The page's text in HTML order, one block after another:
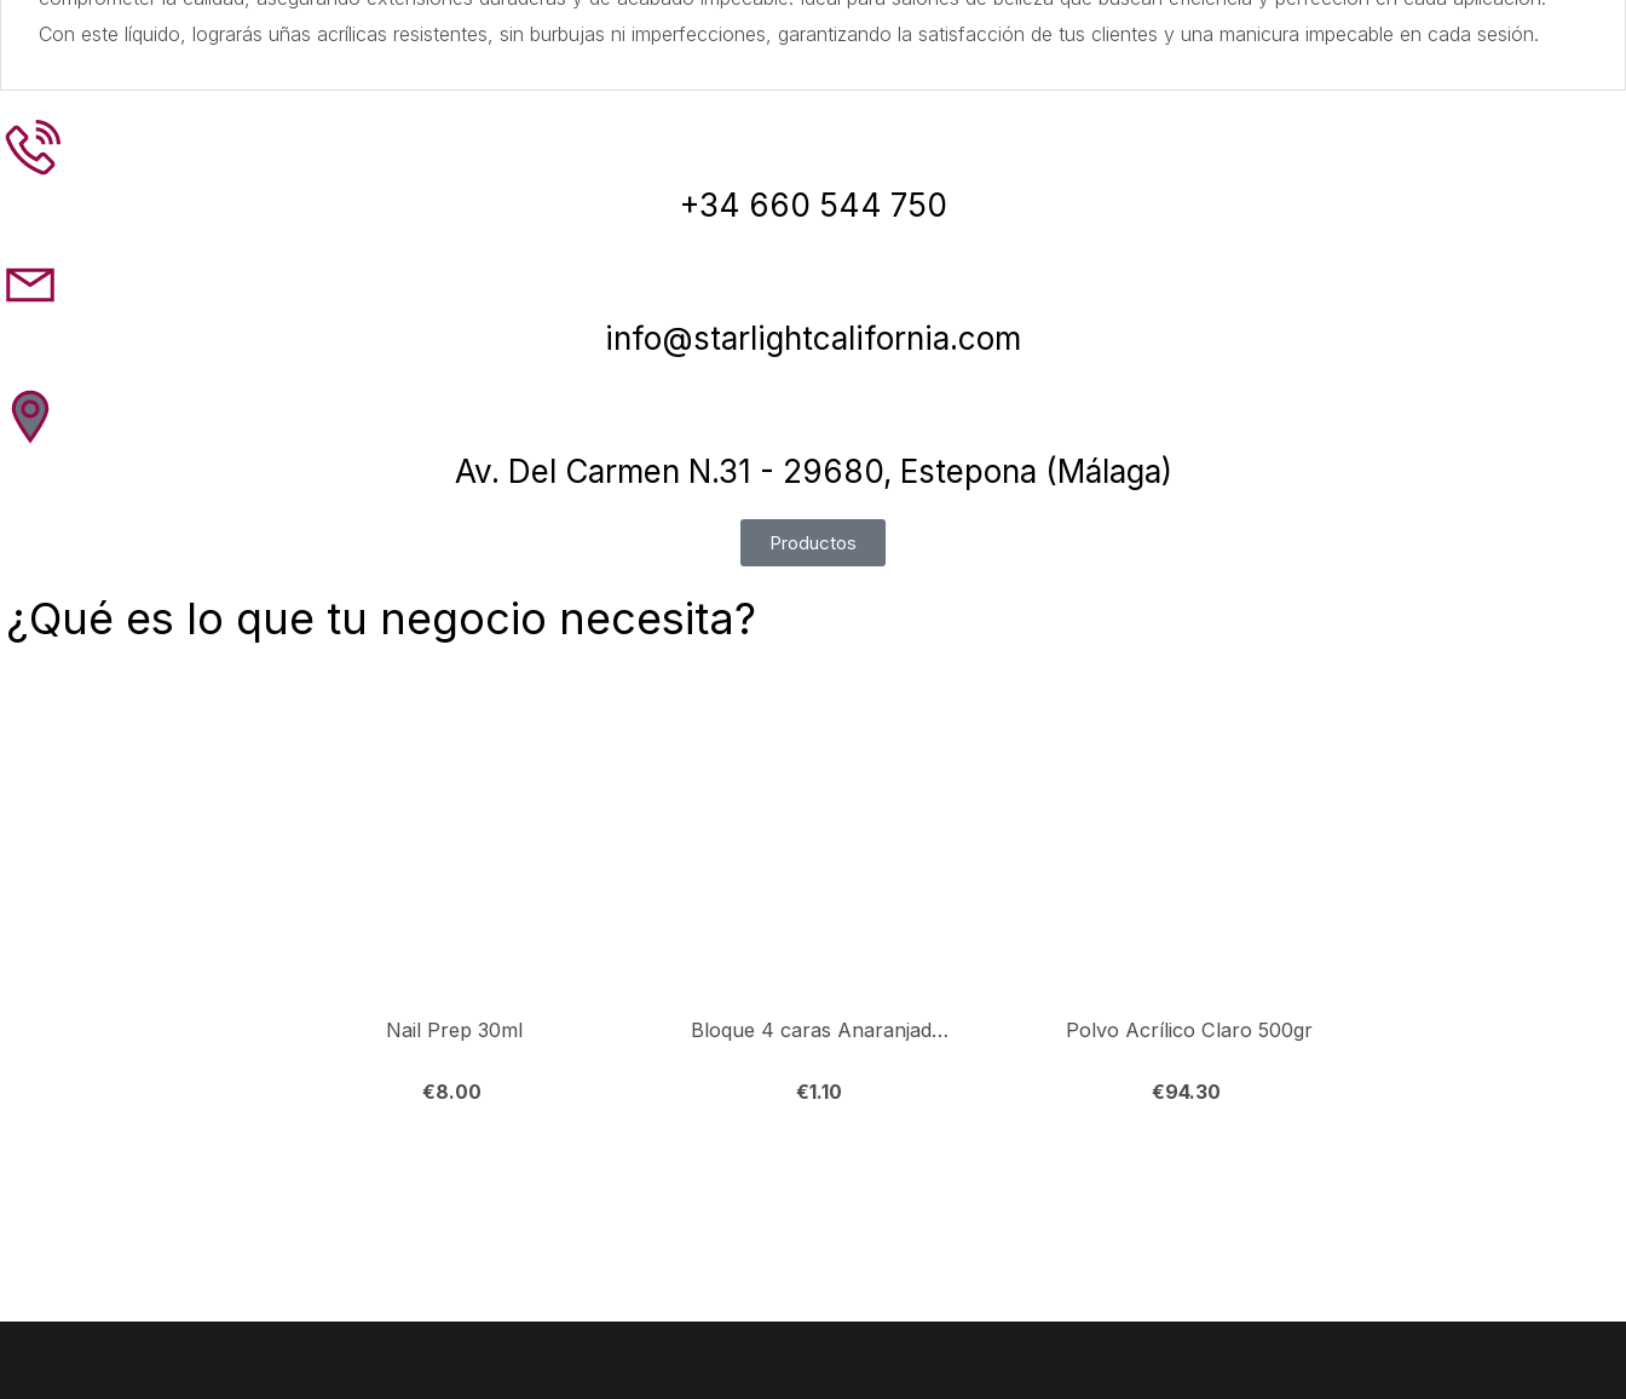
Con este líquido, lograrás uñas acrílicas resistentes, sin burbujas ni imperfecciones, garantizando la satisfacción de tus clientes y una manicura impecable en cada sesión.
+34 660 544 750
info@starlightcalifornia.com
Av. Del Carmen N.31 - 29680, Estepona (Málaga)
Productos
¿Qué es lo que tu negocio necesita?
Nail Prep 30ml
€8.00
Bloque 4 caras Anaranjado Ud.
€1.10
Polvo Acrílico Claro 500gr
€94.30